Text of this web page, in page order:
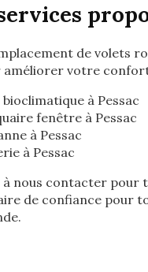
de volets
améliorer votre
à Pessac
fenêtre à Pessac
à Pessac
à Pessac
à nous contacter pour
de confiance pour